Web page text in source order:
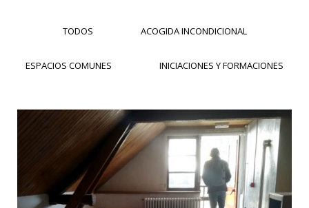
TODOS ACOGIDA INCONDICIONAL
ESPACIOS COMUNES INICIACIONES Y FORMACIONES